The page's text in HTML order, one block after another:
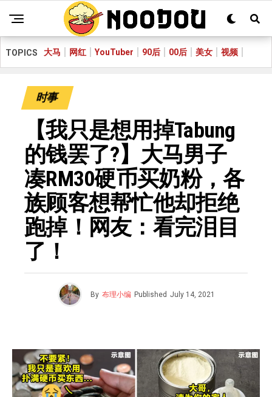
TOPICS 大马 网红 YouTuber 90后 00后 美女 视频
时事
【我只是想用掉Tabung
的钱罢了?】大马男子
凑RM30硬币买奶粉，各
族顾客想帮忙他却拒绝
跑掉！网友：看完泪目
了！
By 布理小编 Published July 14, 2021